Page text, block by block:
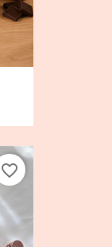
favorite_border